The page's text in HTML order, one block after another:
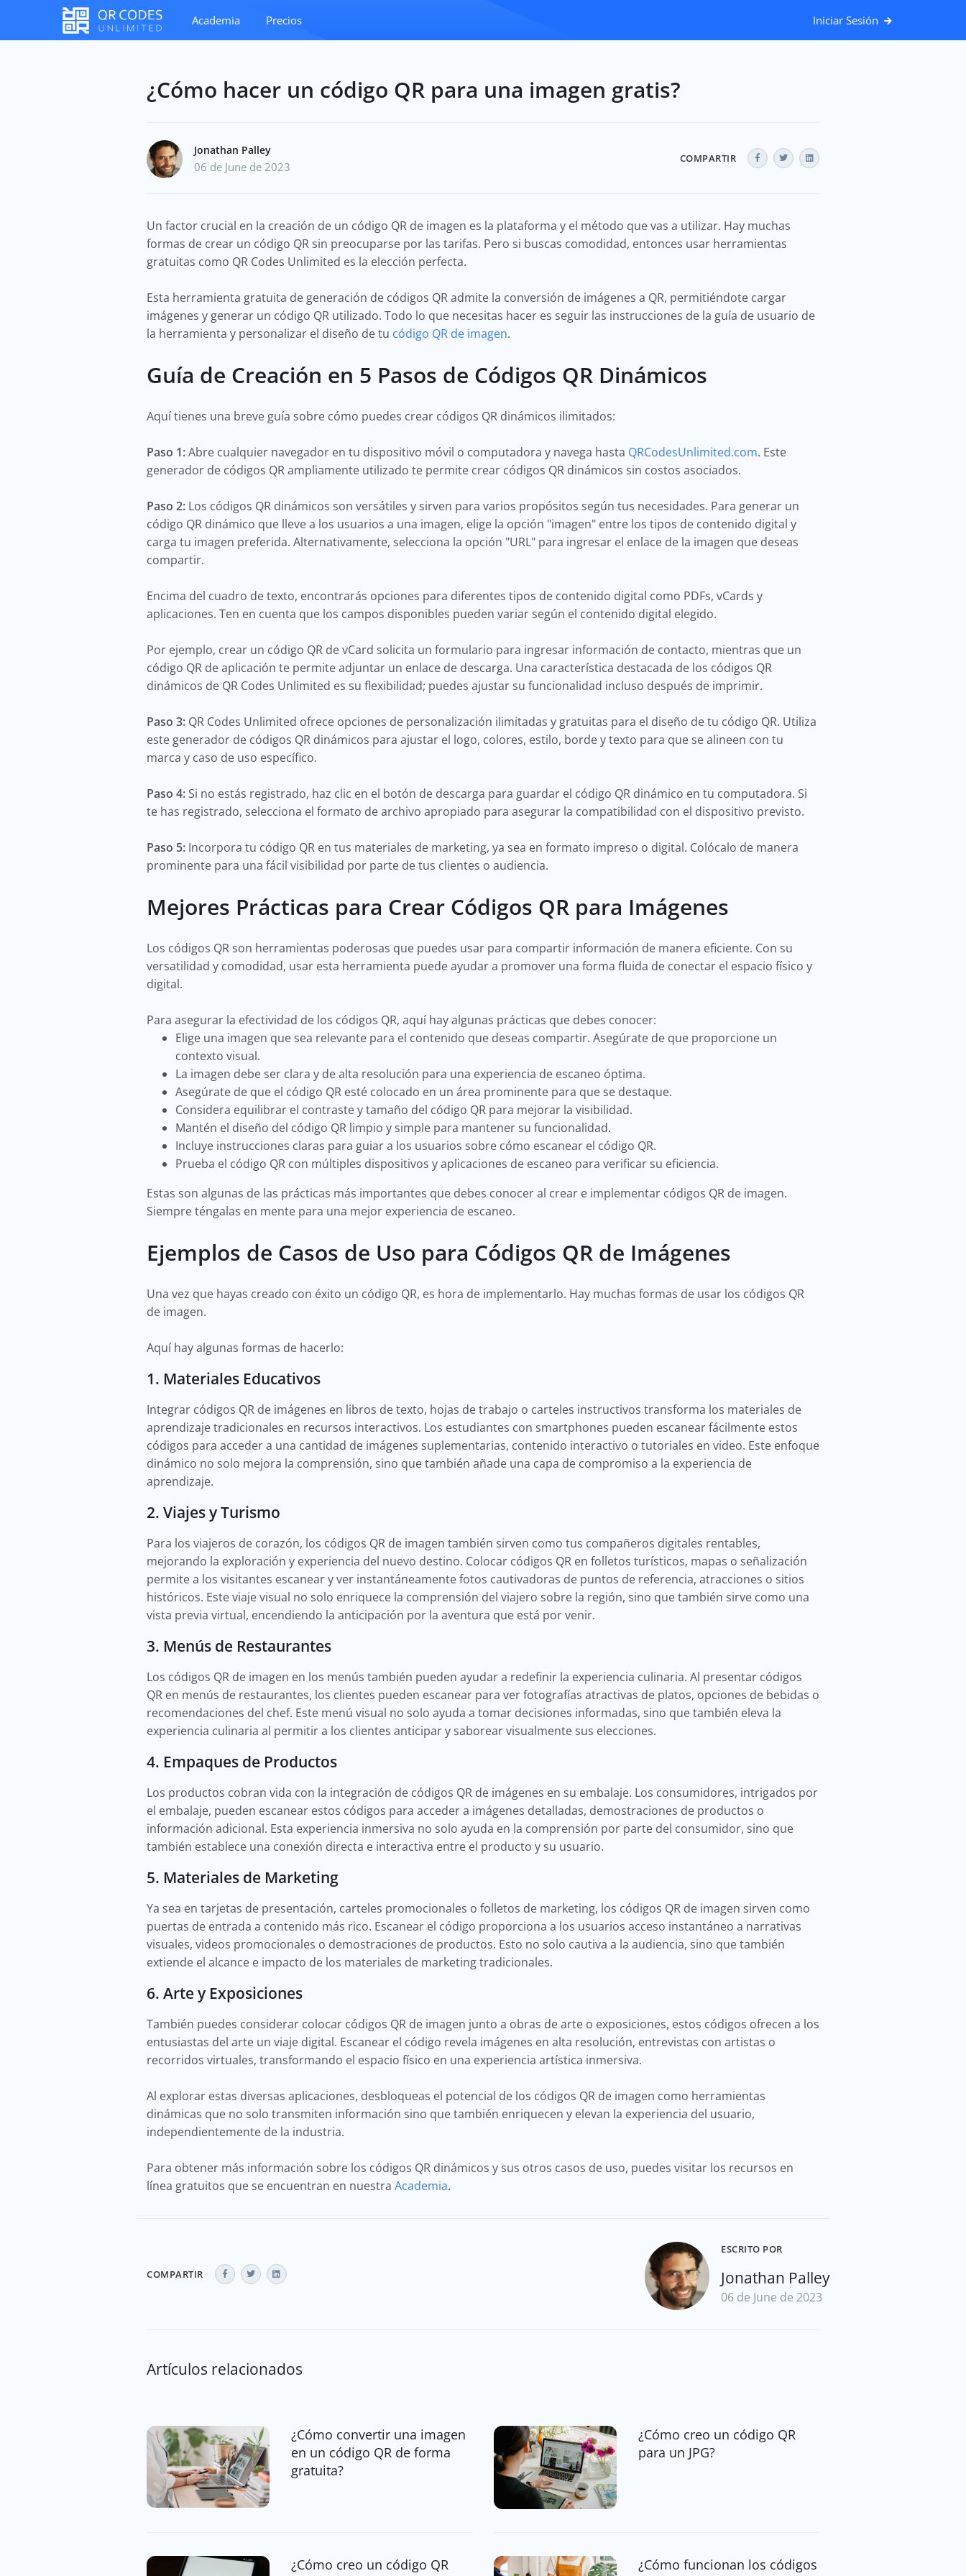
Academia Precios Iniciar Sesión
¿Cómo hacer un código QR para una imagen gratis?
Jonathan Palley
06 de June de 2023
COMPARTIR
Un factor crucial en la creación de un código QR de imagen es la plataforma y el método que vas a utilizar. Hay muchas
formas de crear un código QR sin preocuparse por las tarifas. Pero si buscas comodidad, entonces usar herramientas
gratuitas como QR Codes Unlimited es la elección perfecta.
Esta herramienta gratuita de generación de códigos QR admite la conversión de imágenes a QR, permitiéndote cargar
imágenes y generar un código QR utilizado. Todo lo que necesitas hacer es seguir las instrucciones de la guía de usuario de
la herramienta y personalizar el diseño de tu código QR de imagen.
Guía de Creación en 5 Pasos de Códigos QR Dinámicos
Aquí tienes una breve guía sobre cómo puedes crear códigos QR dinámicos ilimitados:
Paso 1:Abre cualquier navegador en tu dispositivo móvil o computadora y navega hasta QRCodesUnlimited.com. Este
generador de códigos QR ampliamente utilizado te permite crear códigos QR dinámicos sin costos asociados.
Paso 2: Los códigos QR dinámicos son versátiles y sirven para varios propósitos según tus necesidades. Para generar un
código QR dinámico que lleve a los usuarios a una imagen, elige la opción "imagen" entre los tipos de contenido digital y
carga tu imagen preferida. Alternativamente, selecciona la opción "URL" para ingresar el enlace de la imagen que deseas
compartir.
Encima del cuadro de texto, encontrarás opciones para diferentes tipos de contenido digital como PDFs, vCards y
aplicaciones. Ten en cuenta que los campos disponibles pueden variar según el contenido digital elegido.
Por ejemplo, crear un código QR de vCard solicita un formulario para ingresar información de contacto, mientras que un
código QR de aplicación te permite adjuntar un enlace de descarga. Una característica destacada de los códigos QR
dinámicos de QR Codes Unlimited es su flexibilidad; puedes ajustar su funcionalidad incluso después de imprimir.
Paso 3: QR Codes Unlimited ofrece opciones de personalización ilimitadas y gratuitas para el diseño de tu código QR. Utiliza
este generador de códigos QR dinámicos para ajustar el logo, colores, estilo, borde y texto para que se alineen con tu
marca y caso de uso específico.
Paso 4: Si no estás registrado, haz clic en el botón de descarga para guardar el código QR dinámico en tu computadora. Si
te has registrado, selecciona el formato de archivo apropiado para asegurar la compatibilidad con el dispositivo previsto.
Paso 5: Incorpora tu código QR en tus materiales de marketing, ya sea en formato impreso o digital. Colócalo de manera
prominente para una fácil visibilidad por parte de tus clientes o audiencia.
Mejores Prácticas para Crear Códigos QR para Imágenes
Los códigos QR son herramientas poderosas que puedes usar para compartir información de manera eficiente. Con su
versatilidad y comodidad, usar esta herramienta puede ayudar a promover una forma fluida de conectar el espacio físico y
digital.
Para asegurar la efectividad de los códigos QR, aquí hay algunas prácticas que debes conocer:
Elige una imagen que sea relevante para el contenido que deseas compartir. Asegúrate de que proporcione un
contexto visual.
La imagen debe ser clara y de alta resolución para una experiencia de escaneo óptima.
Asegúrate de que el código QR esté colocado en un área prominente para que se destaque.
Considera equilibrar el contraste y tamaño del código QR para mejorar la visibilidad.
Mantén el diseño del código QR limpio y simple para mantener su funcionalidad.
Incluye instrucciones claras para guiar a los usuarios sobre cómo escanear el código QR.
Prueba el código QR con múltiples dispositivos y aplicaciones de escaneo para verificar su eficiencia.
Estas son algunas de las prácticas más importantes que debes conocer al crear e implementar códigos QR de imagen.
Siempre téngalas en mente para una mejor experiencia de escaneo.
Ejemplos de Casos de Uso para Códigos QR de Imágenes
Una vez que hayas creado con éxito un código QR, es hora de implementarlo. Hay muchas formas de usar los códigos QR
de imagen.
Aquí hay algunas formas de hacerlo:
1. Materiales Educativos
Integrar códigos QR de imágenes en libros de texto, hojas de trabajo o carteles instructivos transforma los materiales de
aprendizaje tradicionales en recursos interactivos. Los estudiantes con smartphones pueden escanear fácilmente estos
códigos para acceder a una cantidad de imágenes suplementarias, contenido interactivo o tutoriales en video. Este enfoque
dinámico no solo mejora la comprensión, sino que también añade una capa de compromiso a la experiencia de
aprendizaje.
2. Viajes y Turismo
Para los viajeros de corazón, los códigos QR de imagen también sirven como tus compañeros digitales rentables,
mejorando la exploración y experiencia del nuevo destino. Colocar códigos QR en folletos turísticos, mapas o señalización
permite a los visitantes escanear y ver instantáneamente fotos cautivadoras de puntos de referencia, atracciones o sitios
históricos. Este viaje visual no solo enriquece la comprensión del viajero sobre la región, sino que también sirve como una
vista previa virtual, encendiendo la anticipación por la aventura que está por venir.
3. Menús de Restaurantes
Los códigos QR de imagen en los menús también pueden ayudar a redefinir la experiencia culinaria. Al presentar códigos
QR en menús de restaurantes, los clientes pueden escanear para ver fotografías atractivas de platos, opciones de bebidas o
recomendaciones del chef. Este menú visual no solo ayuda a tomar decisiones informadas, sino que también eleva la
experiencia culinaria al permitir a los clientes anticipar y saborear visualmente sus elecciones.
4. Empaques de Productos
Los productos cobran vida con la integración de códigos QR de imágenes en su embalaje. Los consumidores, intrigados por
el embalaje, pueden escanear estos códigos para acceder a imágenes detalladas, demostraciones de productos o
información adicional. Esta experiencia inmersiva no solo ayuda en la comprensión por parte del consumidor, sino que
también establece una conexión directa e interactiva entre el producto y su usuario.
5. Materiales de Marketing
Ya sea en tarjetas de presentación, carteles promocionales o folletos de marketing, los códigos QR de imagen sirven como
puertas de entrada a contenido más rico. Escanear el código proporciona a los usuarios acceso instantáneo a narrativas
visuales, videos promocionales o demostraciones de productos. Esto no solo cautiva a la audiencia, sino que también
extiende el alcance e impacto de los materiales de marketing tradicionales.
6. Arte y Exposiciones
También puedes considerar colocar códigos QR de imagen junto a obras de arte o exposiciones, estos códigos ofrecen a los
entusiastas del arte un viaje digital. Escanear el código revela imágenes en alta resolución, entrevistas con artistas o
recorridos virtuales, transformando el espacio físico en una experiencia artística inmersiva.
Al explorar estas diversas aplicaciones, desbloqueas el potencial de los códigos QR de imagen como herramientas
dinámicas que no solo transmiten información sino que también enriquecen y elevan la experiencia del usuario,
independientemente de la industria.
Para obtener más información sobre los códigos QR dinámicos y sus otros casos de uso, puedes visitar los recursos en
línea gratuitos que se encuentran en nuestra Academia.
COMPARTIR
ESCRITO POR
Jonathan Palley
06 de June de 2023
Artículos relacionados
¿Cómo convertir una imagen
en un código QR de forma
gratuita?
¿Cómo creo un código QR
para un JPG?
¿Cómo creo un código QR
¿Cómo funcionan los códigos